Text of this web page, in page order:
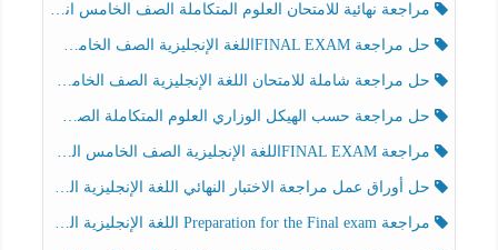
مراجعة نهائية للامتحان العلوم المتكاملة الصف الخامس انسبير الفصل الثالث
حل مراجعة FINAL EXAMاللغة الإنجليزية الصف الخامس الفصل الثالث
حل مراجعة شاملة للامتحان اللغة الإنجليزية الصف الخامس الفصل الثالث
حل مراجعة حسب الهيكل الوزاري العلوم المتكاملة الصف الخامس عام الفصل الثالث
مراجعة FINAL EXAMاللغة الإنجليزية الصف الخامس الفصل الثالث
حل أوراق عمل مراجعة الاختبار النهائي اللغة الإنجليزية الصف الرابع الفصل الثالث
مراجعة Preparation for the Final exam اللغة الإنجليزية الصف الرابع الفصل الثالث